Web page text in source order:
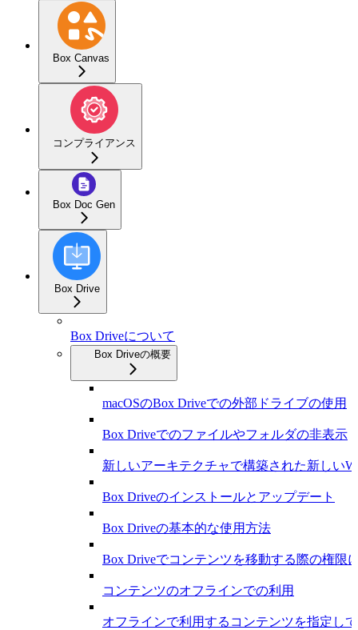
Box Canvas
コンプライアンス
Box Doc Gen
Box Drive
Box Driveについて
Box Driveの概要
macOSのBox Driveでの外部ドライブの使用
Box Driveでのファイルやフォルダの非表示
新しいアーキテクチャで構築された新しい
Box Driveのインストールとアップデート
Box Driveの基本的な使用方法
Box Driveでコンテンツを移動する際の権限
コンテンツのオフラインでの利用
オフラインで利用するコンテンツを指定し